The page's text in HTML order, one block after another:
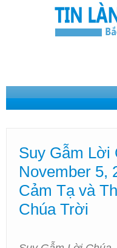
Home
Phát Thanh Tin
Các Hội Thánh
Suy Gẫm Lời
November 5,
Cảm Tạ và
Chúa Trời